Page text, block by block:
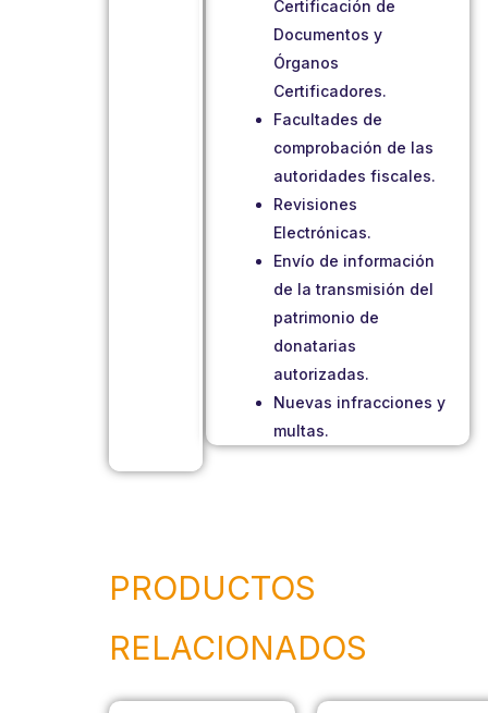
Certificación de
Documentos y
Órganos
Certificadores.
Facultades de
comprobación de las
autoridades fiscales.
Revisiones
Electrónicas.
Envío de información
de la transmisión del
patrimonio de
donatarias
autorizadas.
Nuevas infracciones y
multas.
PRODUCTOS
RELACIONADOS